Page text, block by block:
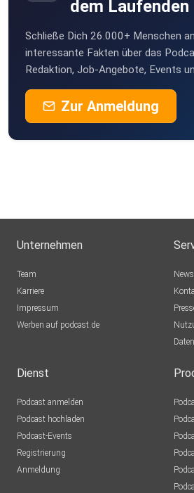
deutsche
Widerstandsbeispiele
Widerstand auf Helgoland
und gewaltlose Befreiung des
smart repression (Buch von Lea:
Jetzt”
(Fischer Verlage) Kapitel 2)
dem Laufenden
Schließe Dich 26.000+ Menschen
interessante Fakten über das
Redaktion, Job-Angebote, Events
Zur Anmeldung
Unternehmen
Team
Karriere
Impressum
Werben auf podcast.de
Dienst
Podcast anmelden
Podcast hochladen
Podcast-Events
Registrierung
Anmeldung